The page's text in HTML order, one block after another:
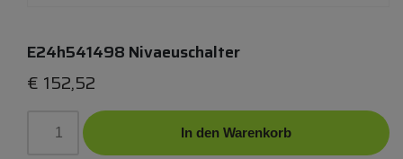
E24h541498 Nivaeuschalter
€ 152,52
In den Warenkorb